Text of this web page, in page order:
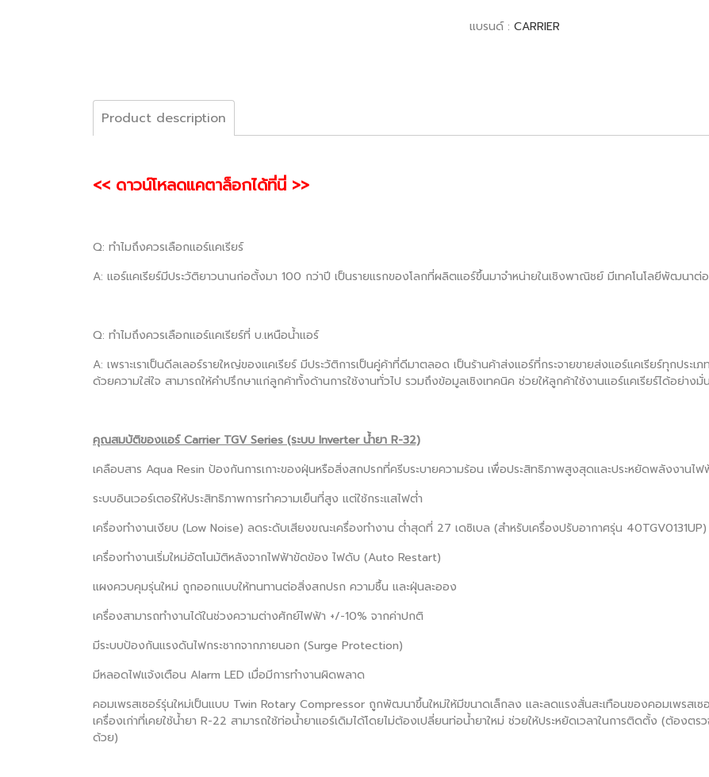
แบรนด์ : CARRIER
Product description
<< ดาวน์โหลดแคตาล็อกได้ที่นี่ >>
Q: ทำไมถึงควรเลือกแอร์แคเรียร์
A: แอร์แคเรียร์มีประวัติยาวนานก่อตั้งมา 100 กว่าปี เป็นรายแรกของโลกที่ผลิตแอร์ขึ้นมาจำหน่ายในเชิงพาณิชย์ มีเทคโนโลยีพัฒนาต่
Q: ทำไมถึงควรเลือกแอร์แคเรียร์ที่ บ.เหนือน้ำแอร์
A: เพราะเราเป็นดีลเลอร์รายใหญ่ของแคเรียร์ มีประวัติการเป็นคู่ค้าที่ดีมาตลอด เป็นร้านค้าส่งแอร์ที่กระจายขายส่งแอร์แคเรียร์ทุกประ
ด้วยความใส่ใจ สามารถให้คำปรึกษาแก่ลูกค้าทั้งด้านการใช้งานทั่วไป รวมถึงข้อมูลเชิงเทคนิค ช่วยให้ลูกค้าใช้งานแอร์แคเรียร์ได้อย่าง
คุณสมบัติของแอร์ Carrier TGV Series (ระบบ Inverter น้ำยา R-32)
เคลือบสาร Aqua Resin ป้องกันการเกาะของฝุ่นหรือสิ่งสกปรกที่ครีบระบายความร้อน เพื่อประสิทธิภาพสูงสุดและประหยัดพลังงานไฟ
ระบบอินเวอร์เตอร์ให้ประสิทธิภาพการทำความเย็นที่สูง แต่ใช้กระแสไฟต่ำ
เครื่องทำงานเงียบ (Low Noise) ลดระดับเสียงขณะเครื่องทำงาน ต่ำสุดที่ 27 เดซิเบล (สำหรับเครื่องปรับอากาศรุ่น 40TGV0131UP)
เครื่องทำงานเริ่มใหม่อัตโนมัติหลังจากไฟฟ้าขัดข้อง ไฟดับ (Auto Restart)
แผงควบคุมรุ่นใหม่ ถูกออกแบบให้ทนทานต่อสิ่งสกปรก ความชื้น และฝุ่นละออง
เครื่องสามารถทำงานได้ในช่วงความต่างศักย์ไฟฟ้า +/-10% จากค่าปกติ
มีระบบป้องกันแรงดันไฟกระชากจากภายนอก (Surge Protection)
มีหลอดไฟแจ้งเตือน Alarm LED เมื่อมีการทำงานผิดพลาด
คอมเพรสเซอร์รุ่นใหม่เป็นแบบ Twin Rotary Compressor ถูกพัฒนาขึ้นใหม่ให้มีขนาดเล็กลง และลดแรงสั่นสะเทือนของคอมเพรสเซ
เครื่องเก่าที่เคยใช้น้ำยา R-22 สามารถใช้ท่อน้ำยาแอร์เดิมได้โดยไม่ต้องเปลี่ยนท่อน้ำยาใหม่ ช่วยให้ประหยัดเวลาในการติดตั้ง (ต้อง
ด้วย)